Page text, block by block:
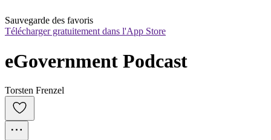
Sauvegarde des favoris
Télécharger gratuitement dans l'App Store
eGovernment Podcast
Torsten Frenzel